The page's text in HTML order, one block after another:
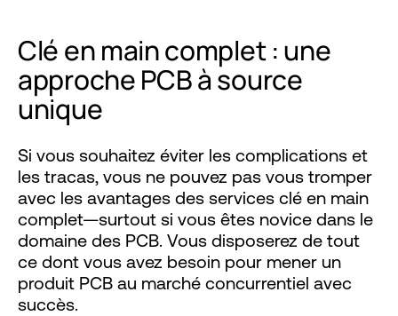
Clé en main complet : une
approche PCB à source
unique
Si vous souhaitez éviter les complications et
les tracas, vous ne pouvez pas vous tromper
avec les avantages des services clé en main
complet—surtout si vous êtes novice dans le
domaine des PCB. Vous disposerez de tout
ce dont vous avez besoin pour mener un
produit PCB au marché concurrentiel avec
succès.